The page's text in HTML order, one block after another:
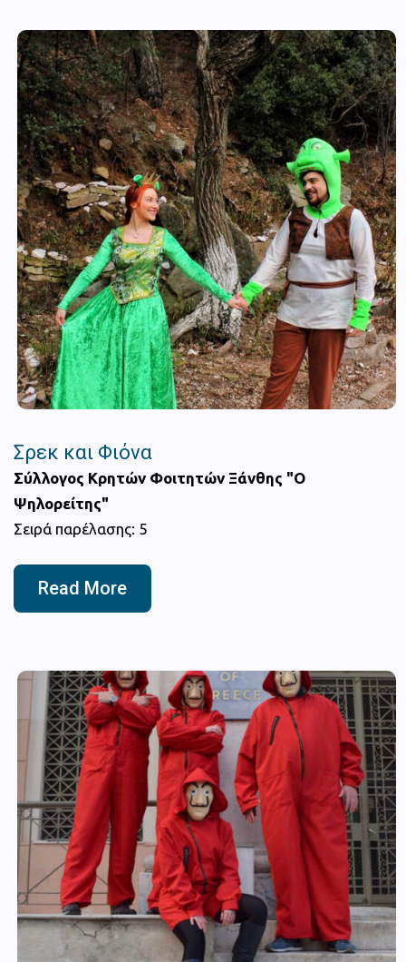
Σρεκ και Φιόνα
Σύλλογος Κρητών Φοιτητών Ξάνθης "Ο
Ψηλορείτης"
Σειρά παρέλασης: 5
Read More